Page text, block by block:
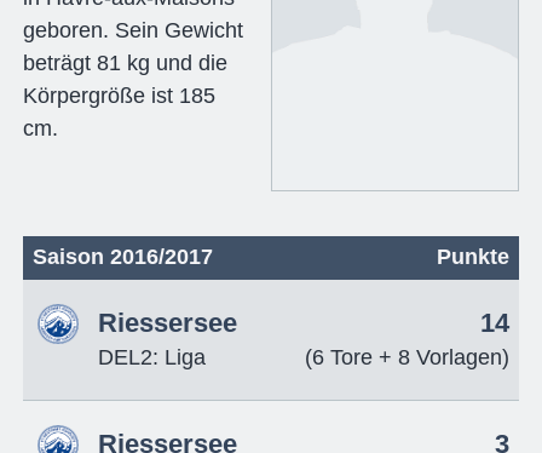
geboren. Sein Gewicht
beträgt 81 kg und die
Körpergröße ist 185
cm.
Saison 2016/2017 Punkte
Riessersee
DEL2: Liga
14
(6 Tore + 8 Vorlagen)
Riessersee 3